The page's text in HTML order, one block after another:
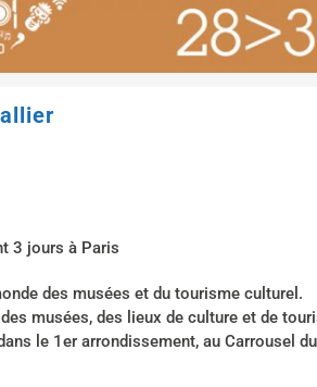
3 jours à Paris
des musées et du tourisme culturel.
musées, des lieux de culture et de
le 1er arrondissement, au Carrousel